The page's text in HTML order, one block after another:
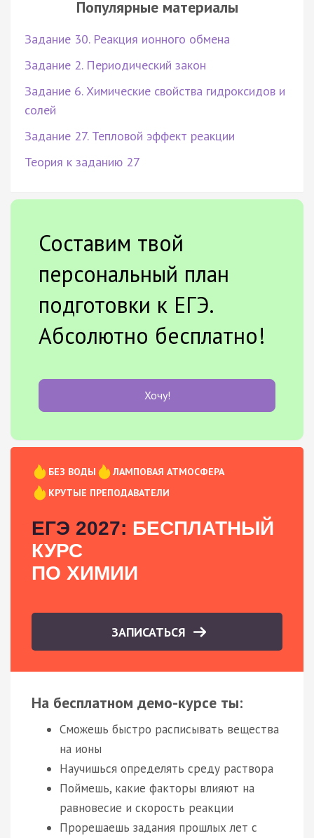
Популярные материалы
Задание 30. Реакция ионного обмена
Задание 2. Периодический закон
Задание 6. Химические свойства гидроксидов и
солей
Задание 27. Тепловой эффект реакции
Теория к заданию 27
Составим твой
персональный план
подготовки к ЕГЭ.
Абсолютно бесплатно!
Хочу!
БЕЗ ВОДЫ
ЛАМПОВАЯ АТМОСФЕРА
КРУТЫЕ ПРЕПОДАВАТЕЛИ
ЕГЭ 2027: БЕСПЛАТНЫЙ
КУРС
ПО ХИМИИ
ЗАПИСАТЬСЯ
На бесплатном демо-курсе ты:
Сможешь быстро расписывать вещества
на ионы
Научишься определять среду раствора
Поймешь, какие факторы влияют на
равновесие и скорость реакции
Прорешаешь задания прошлых лет с